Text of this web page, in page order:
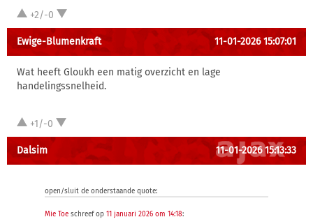
+2/-0
Ewige-Blumenkraft 11-01-2026 15:07:01
Wat heeft Gloukh een matig overzicht en lage
handelingssnelheid.
+1/-0
Dalsim 11-01-2026 15:13:33
open/sluit de onderstaande quote:
Mie Toe schreef op 11 januari 2026 om 14:18: